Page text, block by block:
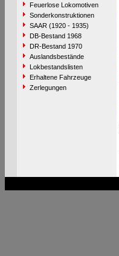
Feuerlose Lokomotiven
Sonderkonstruktionen
SAAR (1920 - 1935)
DB-Bestand 1968
DR-Bestand 1970
Auslandsbestände
Lokbestandslisten
Erhaltene Fahrzeuge
Zerlegungen